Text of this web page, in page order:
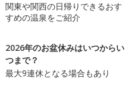
関東や関西の日帰りできるおす
すめの温泉をご紹介
2026年のお盆休みはいつからい
つまで？
最大9連休となる場合もあり